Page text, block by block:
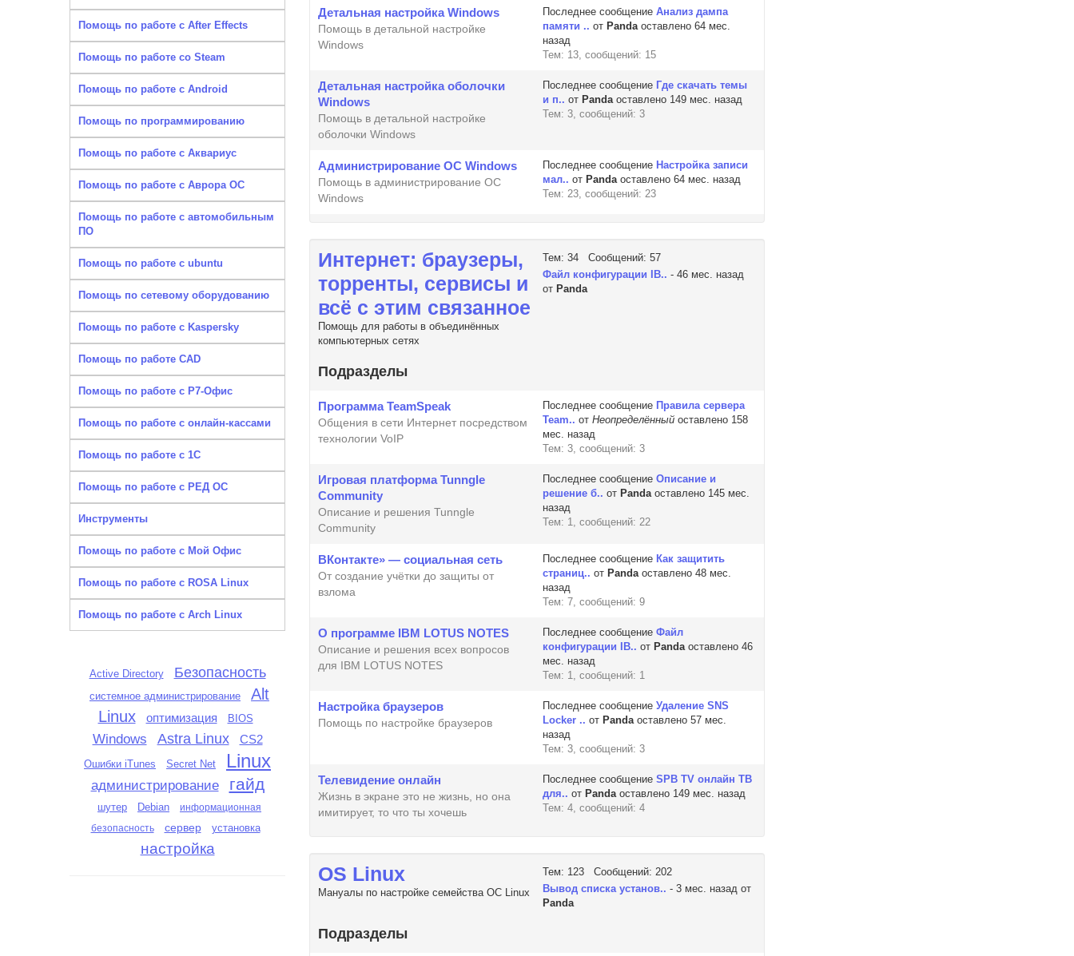
Помощь по работе с After Effects
Помощь по работе со Steam
Помощь по работе с Android
Помощь по программированию
Помощь по работе с Аквариус
Помощь по работе с Аврора ОС
Помощь по работе с автомобильным
ПО
Помощь по работе с ubuntu
Помощь по сетевому оборудованию
Помощь по работе с Kaspersky
Помощь по работе CAD
Помощь по работе с Р7-Офис
Помощь по работе с онлайн-кассами
Помощь по работе с 1С
Помощь по работе с РЕД ОС
Инструменты
Помощь по работе с Мой Офис
Помощь по работе с ROSA Linux
Помощь по работе с Arch Linux
Active Directory Безопасность
системное администрирование
Alt
Linux
оптимизация BIOS
Windows Astra Linux CS2
Ошибки iTunes Secret Net Linux
администрирование гайд
шутер Debian
информационная
безопасность
сервер установка
настройка
Детальная настройка Windows
Помощь в детальной настройке
Windows
Последнее сообщениеАнализ дампа
памяти .. от Pandaоставлено 64 мес.
назад
Тем: 13, сообщений: 15
Детальная настройка оболочки
Windows
Помощь в детальной настройке
оболочки Windows
Последнее сообщение Где скачать темы
и п.. от Pandaоставлено 149 мес. назад
Тем: 3, сообщений: 3
Администрирование ОС Windows
Помощь в администрирование ОС
Windows
Последнее сообщение Настройка записи
мал.. от Pandaоставлено 64 мес. назад
Тем: 23, сообщений: 23
Интернет: браузеры,
торренты, сервисы и
всё с этим связанное
Помощь для работы в объединённых
компьютерных сетях
Тем: 34 Сообщений: 57
Файл конфигурации IB.. - 46 мес. назад
от Panda
Подразделы
Программа TeamSpeak
Общения в сети Интернет посредством
технологии VoIP
Последнее сообщение Правила сервера
Team.. отНеопределённый оставлено 158
мес. назад
Тем: 3, сообщений: 3
Игровая платформа Tunngle
Community
Описание и решения Tunngle
Community
Последнее сообщениеОписание и
решение б.. от Pandaоставлено 145 мес.
назад
Тем: 1, сообщений: 22
ВКонтакте» — социальная сеть
От создание учётки до защиты от
взлома
Последнее сообщение Как защитить
страниц.. от Pandaоставлено 48 мес.
назад
Тем: 7, сообщений: 9
О программе IBM LOTUS NOTES
Описание и решения всех вопросов
для IBM LOTUS NOTES
Последнее сообщениеФайл
конфигурации IB.. от Pandaоставлено 46
мес. назад
Тем: 1, сообщений: 1
Настройка браузеров
Помощь по настройке браузеров
Последнее сообщениеУдаление SNS
Locker .. от Pandaоставлено 57 мес.
назад
Тем: 3, сообщений: 3
Телевидение онлайн
Жизнь в экране это не жизнь, но она
имитирует, то что ты хочешь
Последнее сообщениеSPB TV онлайн ТВ
для.. от Pandaоставлено 149 мес. назад
Тем: 4, сообщений: 4
OS Linux
Мануалы по настройке семейства ОС Linux
Тем: 123 Сообщений: 202
Вывод списка установ.. - 3 мес. назад от
Panda
Подразделы